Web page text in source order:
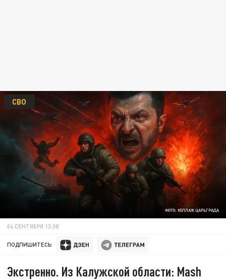
ФОТО: КОЛЛАЖ ЦАРЬГРАДА
СВО
04 СЕНТЯБРЯ 13:38
ПОДПИШИТЕСЬ:
Экстренно. Из Калужской области: Mash